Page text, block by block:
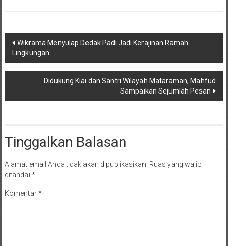
Navigasi
pos
Wikrama Menyulap Dedak Padi Jadi Kerajinan Ramah
Lingkungan
Didukung Kiai dan Santri Wilayah Mataraman, Mahfud
Sampaikan Sejumlah Pesan
Tinggalkan Balasan
Alamat email Anda tidak akan dipublikasikan. Ruas yang wajib
ditandai *
Komentar*